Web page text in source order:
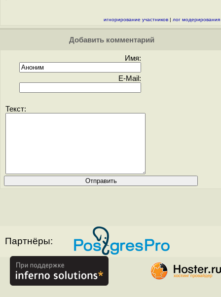
игнорирование участников | лог модерирования
Добавить комментарий
Имя:
E-Mail:
Текст:
Партнёры: